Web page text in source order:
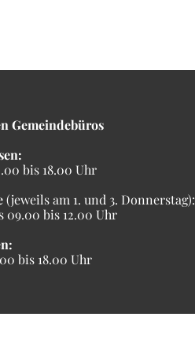
Gemeindebüros
bis 18.00 Uhr
(jeweils am 1. und 3. Donnerstag):
bis 12.00 Uhr
bis 18.00 Uhr